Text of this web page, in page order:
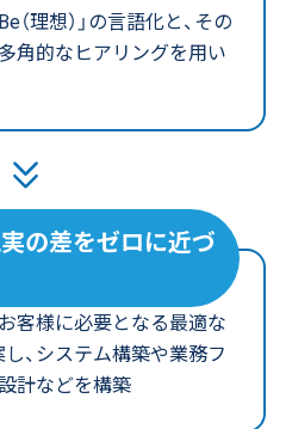
（理想）」の言語化と、その
多角的なヒアリングを用い
の差をゼロに近づ
客様に必要となる最適な
、システム構築や業務フ
計などを構築